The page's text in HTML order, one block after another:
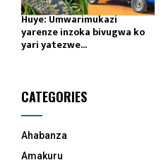
Huye: Umwarimukazi
yarenze inzoka bivugwa ko
yari yatezwe...
CATEGORIES
Ahabanza
Amakuru